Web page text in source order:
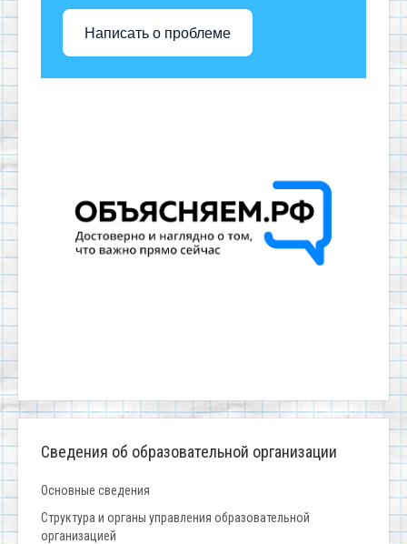
Написать о проблеме
Сведения об образовательной организации
Основные сведения
Структура и органы управления образовательной
организацией